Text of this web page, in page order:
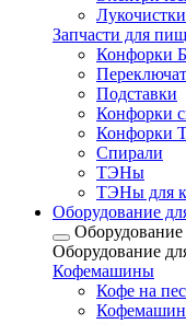
Лукочистки
Запчасти для
Конфорки
Подставки
Конфорки
Конфорки
Спирали
ТЭНы
ТЭНы для
Оборудование
Оборудование
Оборудование
Кофемашины
Кофе на